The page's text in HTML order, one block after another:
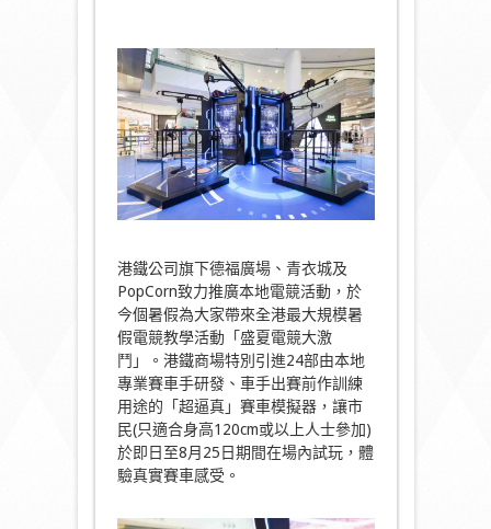
港鐵公司旗下德福廣場、青衣城及
PopCorn致力推廣本地電競活動，於
今個暑假為大家帶來全港最大規模暑
假電競教學活動「盛夏電競大激
鬥」。港鐵商場特別引進24部由本地
專業賽車手研發、車手出賽前作訓練
用途的「超逼真」賽車模擬器，讓市
民(只適合身高120cm或以上人士參加)
於即日至8月25日期間在場內試玩，體
驗真實賽車感受。